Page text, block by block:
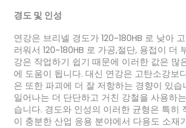
경도 및 인성
연강은 브리넬 경도가 120~180HB 로 낮아
러워서 120~180HB 로 가공,절단, 용접이 더
강은 작업하기 쉽기 때문에 이러한 값은 많
에 도움이 됩니다. 대신 연강은 고탄소강보
은 또한 파괴에 더 잘 저항하는 경향이 있습
일어나는 더 단단하고 거친 강철을 사용하
습니다. 경도와 인성의 이러한 균형은 특히
이 충분한 산업 응용 분야에서 다용도 소재